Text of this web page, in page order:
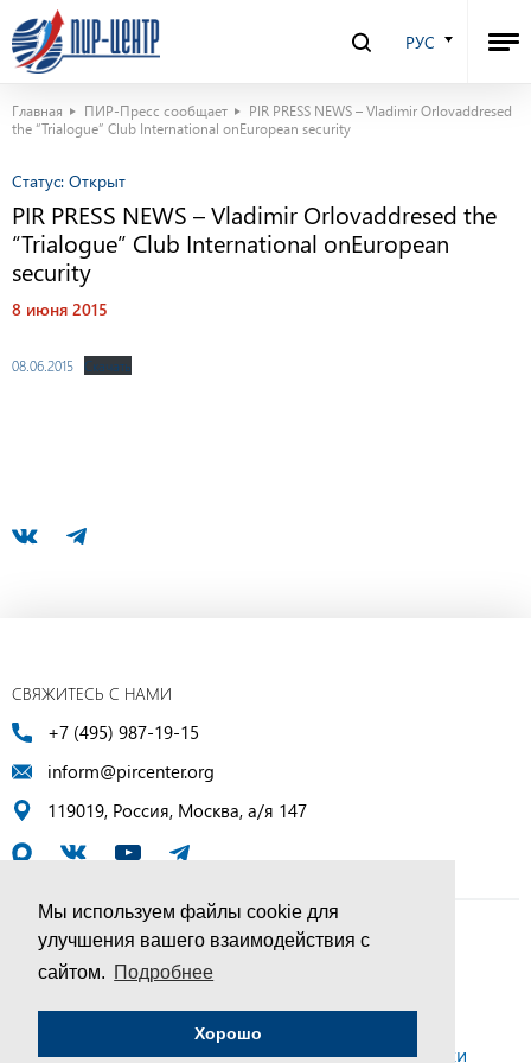
Мы используем файлы cookie для
улучшения вашего взаимодействия с
сайтом. Подробнее
Хорошо
РУС
Главная ПИР-Пресс сообщает
PIR PRESS NEWS – Vladimir Orlovaddresed
the “Trialogue” Club International onEuropean security
Статус: Открыт
PIR PRESS NEWS – Vladimir Orlovaddresed the
“Trialogue” Club International onEuropean
security
8 июня 2015
08.06.2015 Скачать
СВЯЖИТЕСЬ С НАМИ
+7 (495) 987-19-15
inform@pircenter.org
119019, Россия, Москва, а/я 147
© ПИР-Центр, 1994–2025 | Все права защищены
Соглашение об обработке персональных данных
Политика конфиденциальности и условия обработки